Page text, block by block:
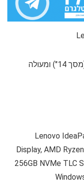
מחשב נייד משתלם במיוחד קטן יחסית (מסך 14") ומעולה
Lenovo
Display, AMD
256GB NVMe TLC